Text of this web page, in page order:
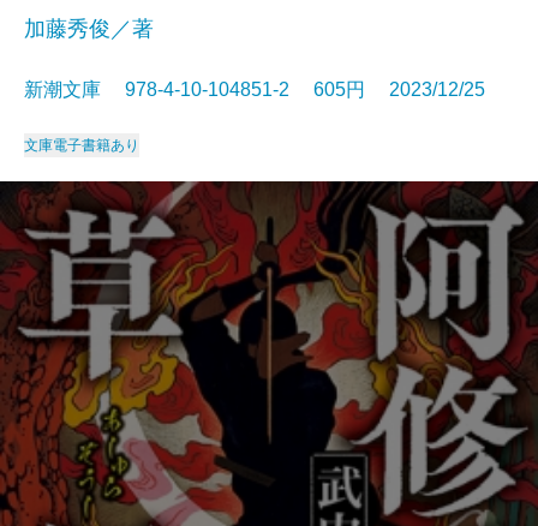
加藤秀俊／著
新潮文庫 978-4-10-104851-2 605円 2023/12/25
文庫電子書籍あり